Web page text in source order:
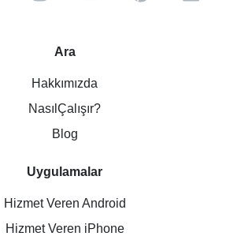
Ara
Hakkımızda
NasılÇalışır?
Blog
Uygulamalar
Hizmet Veren Android
Hizmet Veren iPhone